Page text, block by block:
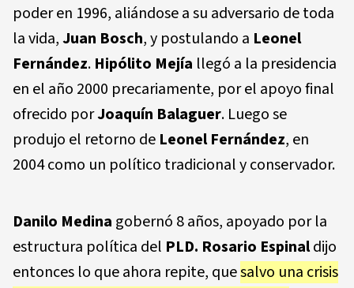
poder en 1996, aliándose a su adversario de toda
la vida,Juan Bosch, y postulando a Leonel
Fernández. Hipólito Mejía llegó a la presidencia
en el año 2000 precariamente, por el apoyo final
ofrecido porJoaquín Balaguer. Luego se
produjo el retorno de Leonel Fernández, en
2004 como un político tradicional y conservador.
Danilo Medina gobernó 8 años, apoyado por la
estructura política del PLD. Rosario Espinaldijo
entonces lo que ahora repite, quesalvo una crisis